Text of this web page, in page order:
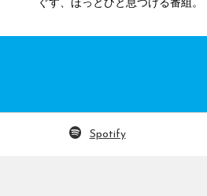
ぐす、ほっとひと息つける番組。
Spotify